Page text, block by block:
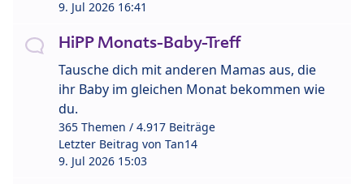
9. Jul 2026 16:41
HiPP Monats-Baby-Treff
Tausche dich mit anderen Mamas aus, die
ihr Baby im gleichen Monat bekommen wie
du.
365 Themen / 4.917 Beiträge
Letzter Beitrag von Tan14
9. Jul 2026 15:03